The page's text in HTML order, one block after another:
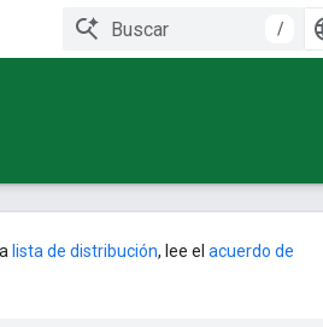
/
lista de distribución, lee el acuerdo de